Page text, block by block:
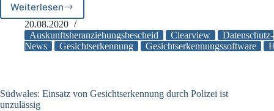
Weiterlesen
HmbBfDI
erlässt
Bescheid
gegen
20.08.2020
Auskunftsheranziehungsbescheid
Clearview
Datenschutz-
News
Gesichtserkennung Gesichtserkennungssoftware
Südwales: Einsatz von Gesichtserkennung durch Polizei ist
unzulässig